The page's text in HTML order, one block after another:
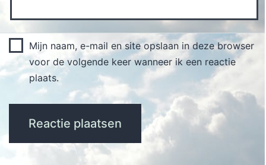
Mijn naam, e-mail en site opslaan in deze browser
voor de volgende keer wanneer ik een reactie
plaats.